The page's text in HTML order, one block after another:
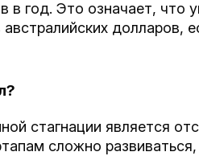
в год. Это означает, что
долларов,
стагнации является
сложно развиваться,